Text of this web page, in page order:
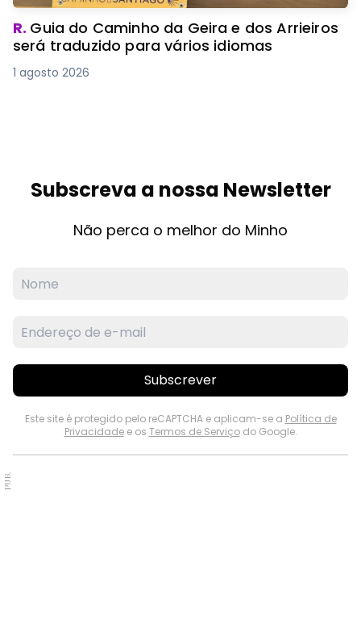
R. Guia do Caminho da Geira e dos Arrieiros
será traduzido para vários idiomas
1 agosto 2026
Subscreva a nossa Newsletter
Não perca o melhor do Minho
Subscrever
Este site é protegido pelo reCAPTCHA e aplicam-se a Política de
Privacidadee os Termos de Serviçodo Google.
PUB.